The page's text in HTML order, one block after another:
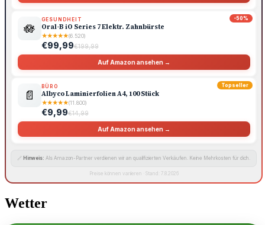
-50%
🪷
GESUNDHEIT
Oral-B iO Series 7 Elektr. Zahnbürste
★★★★★(6.520)
€99,99€199,99
Auf Amazon ansehen →
Topseller
📄
BÜRO
Albyco Laminierfolien A4, 100 Stück
★★★★★(11.800)
€9,99€14,99
Auf Amazon ansehen →
🔗 Hinweis: Als Amazon-Partner verdienen wir an qualifizierten Verkäufen. Keine Mehrkosten für dich.
Preise können variieren · Stand: 7.8.2026
Wetter